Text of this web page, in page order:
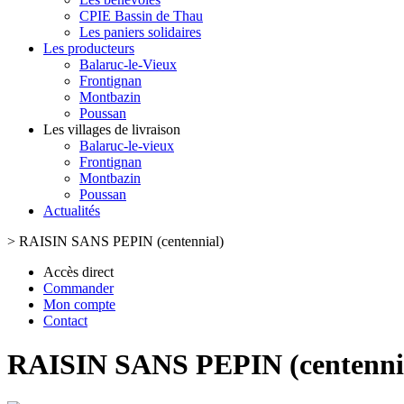
CPIE Bassin de Thau
Les paniers solidaires
Les producteurs
Balaruc-le-Vieux
Frontignan
Montbazin
Poussan
Les villages de livraison
Balaruc-le-vieux
Frontignan
Montbazin
Poussan
Actualités
> RAISIN SANS PEPIN (centennial)
Accès direct
Commander
Mon compte
Contact
RAISIN SANS PEPIN